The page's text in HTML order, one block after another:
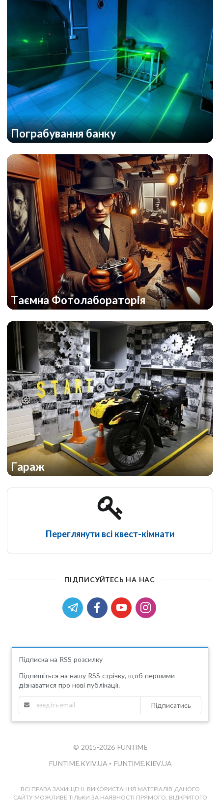
Пограбування банку
Таємна Фотолабораторія
Гараж
Переглянути всі квест-кімнати
ПІДПИСУЙТЕСЬ НА НАС
Підписка на RSS розсилку
Підпишіться на нашу RSS стрічку, щоб першими
дізнаватися про нові публікації.
Підписатись
© 2015-2026 FUNTIME
FUNTIME.KYIV.UA • FUNTIME.KIEV.UA
ВСІ ПРАВА ЗАХИЩЕНІ. ВИКОРИСТАННЯ МАТЕРІАЛІВ ДАНОГО
САЙТУ МОЖЛИВЕ ТІЛЬКИ ЗА НАЯВНОСТІ ПРЯМОГО, ВІДКРИТОГО